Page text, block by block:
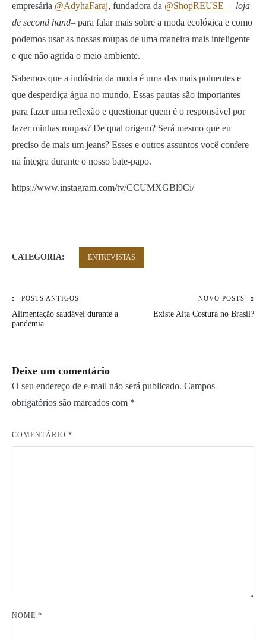
empresária @AdyhaFaraj, fundadora da @ShopREUSE_ –loja
de second hand– para falar mais sobre a moda ecológica e como
podemos usar as nossas roupas de uma maneira mais inteligente
e que não agrida o meio ambiente.
Sabemos que a indústria da moda é uma das mais poluentes e
que desperdiça água no mundo. Essas pautas são importantes
para fazer uma reflexão e questionar quem é o responsável por
fazer minhas roupas? De qual origem? Será mesmo que eu
preciso de mais um jeans? Esses e outros assuntos você confere
na íntegra durante o nosso bate-papo.
https://www.instagram.com/tv/CCUMXGBl9Ci/
CATEGORIA: ENTREVISTAS
Navegação
de
POSTS ANTIGOS
Alimentação saudável durante a
pandemia
NOVO POSTS
Existe Alta Costura no Brasil?
Deixe um comentário
O seu endereço de e-mail não será publicado. Campos
obrigatórios são marcados com *
COMENTÁRIO *
NOME *